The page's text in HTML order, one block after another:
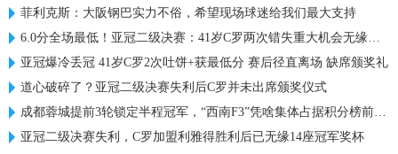
菲利克斯：大阪钢巴实力不俗，希望现场球迷给我们最大支持
6.0分全场最低！亚冠二级决赛：41岁C罗两次错失重大机会无缘首冠
亚冠爆冷丢冠 41岁C罗2次吐饼+获最低分 赛后径直离场 缺席颁奖礼
道心破碎了？亚冠二级决赛失利后C罗并未出席颁奖仪式
成都蓉城提前3轮锁定半程冠军，“西南F3”凭啥集体占据积分榜前三？
亚冠二级决赛失利，C罗加盟利雅得胜利后已无缘14座冠军奖杯